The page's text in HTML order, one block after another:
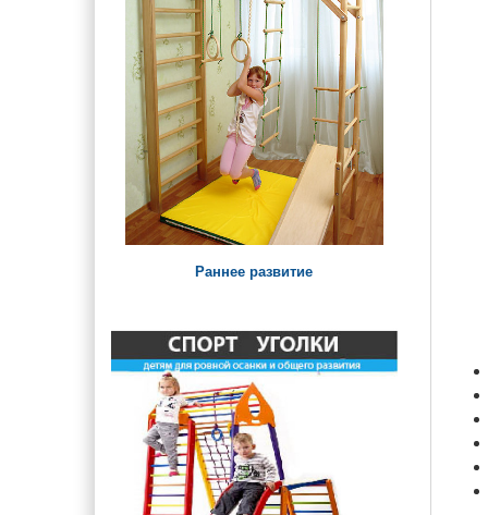
Урны, арки и ограждения
Детские лавки и столики
Паровозики и Машинки на
детскую площадку
Раннее развитие